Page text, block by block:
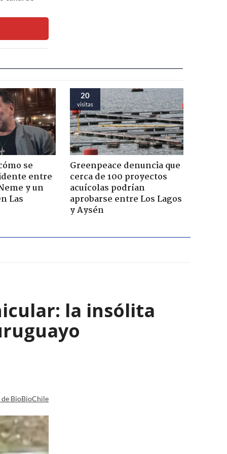
se
entre
y un
Las
20
visitas
Greenpeace denuncia que
cerca de 100 proyectos
acuícolas podrían
aprobarse entre Los Lagos
y Aysén
la insólita
de BioBioChile